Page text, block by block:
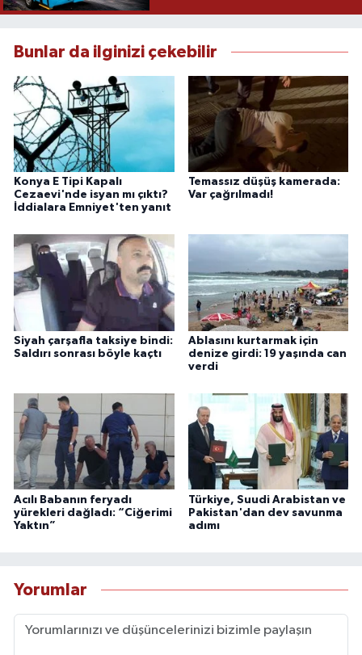
Bunlar da ilginizi çekebilir
Konya E Tipi Kapalı
Cezaevi'nde isyan mı çıktı?
İddialara Emniyet'ten yanıt
Temassız düşüş kamerada:
Var çağrılmadı!
Siyah çarşafla taksiye bindi:
Saldırı sonrası böyle kaçtı
Ablasını kurtarmak için
denize girdi: 19 yaşında can
verdi
Acılı Babanın feryadı
yürekleri dağladı: “Ciğerimi
Yaktın”
Türkiye, Suudi Arabistan ve
Pakistan'dan dev savunma
adımı
Yorumlar